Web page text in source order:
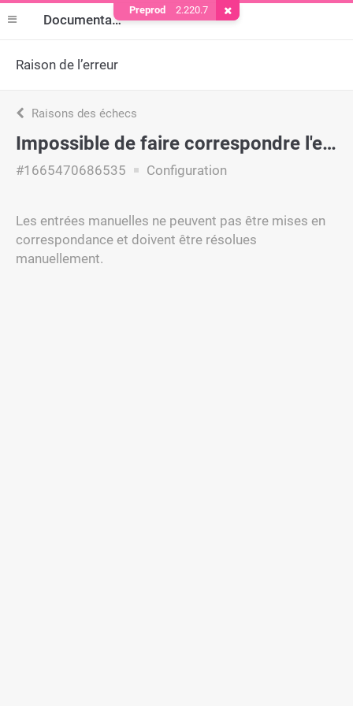
Documentation
Raison de l’erreur
Raisons des échecs
Impossible de faire correspondre l'entrée manuelle
#1665470686535 Configuration
Les entrées manuelles ne peuvent pas être mises en
correspondance et doivent être résolues
manuellement.
Preprod 2.220.7 Supprimer le cookie